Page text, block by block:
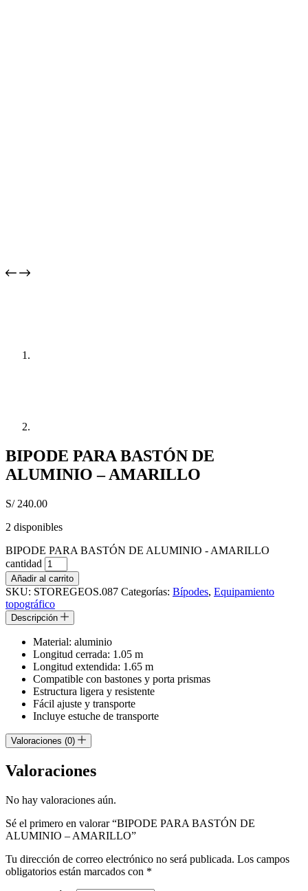
BIPODE PARA BASTÓN DE
ALUMINIO – AMARILLO
S/240.00
2 disponibles
BIPODE PARA BASTÓN DE ALUMINIO - AMARILLO
cantidad
Añadir al carrito
SKU: STOREGEOS.087 Categorías: Bípodes, Equipamiento
topográfico
Descripción
Material: aluminio
Longitud cerrada: 1.05 m
Longitud extendida: 1.65 m
Compatible con bastones y porta prismas
Estructura ligera y resistente
Fácil ajuste y transporte
Incluye estuche de transporte
Valoraciones (0)
Valoraciones
No hay valoraciones aún.
Sé el primero en valorar “BIPODE PARA BASTÓN DE
ALUMINIO – AMARILLO”
Tu dirección de correo electrónico no será publicada. Los campos
obligatorios están marcados con *